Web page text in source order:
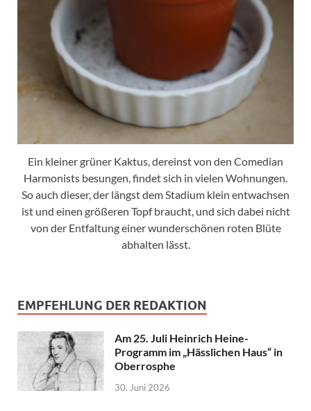
Ein kleiner grüner Kaktus, dereinst von den Comedian
Harmonists besungen, findet sich in vielen Wohnungen.
So auch dieser, der längst dem Stadium klein entwachsen
ist und einen größeren Topf braucht, und sich dabei nicht
von der Entfaltung einer wunderschönen roten Blüte
abhalten lässt.
EMPFEHLUNG DER REDAKTION
Am 25. Juli Heinrich Heine-
Programm im „Hässlichen Haus“ in
Oberrosphe
30. Juni 2026